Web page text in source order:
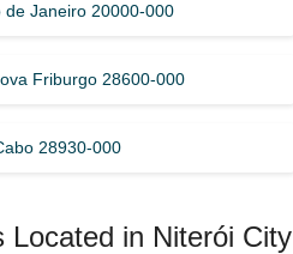
de Janeiro 20000-000
Friburgo 28600-000
28930-000
Located in Niterói City